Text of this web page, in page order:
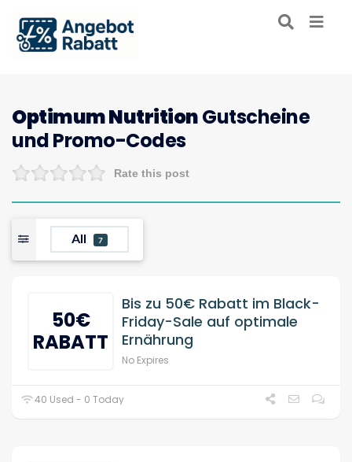
Optimum NutritionGutscheine
und Promo-Codes
Rate this post
All 7
50€
RABATT
Bis zu 50€ Rabatt im Black-
Friday-Sale auf optimale
Ernährung
No Expires
40 Used - 0 Today